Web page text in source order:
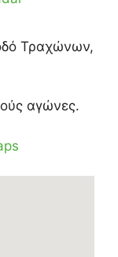
Τραχώνων,
αγώνες.